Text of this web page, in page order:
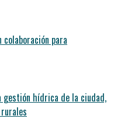
para
hídrica de la ciudad,